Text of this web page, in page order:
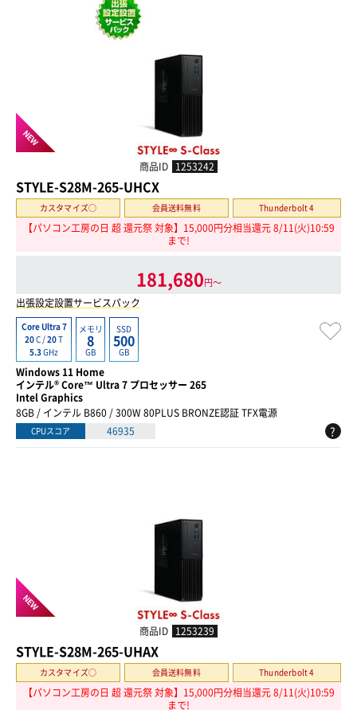
NEW
商品ID 1253242
STYLE-S28M-265-UHCX
カスタマイズ○ 会員送料無料 Thunderbolt 4
【パソコン工房の日 超 還元祭 対象】15,000円分相当還元 8/11(火)10:59
まで!
181,680円〜
出張設定設置サービスパック
Core Ultra 7
20C /20T
5.3GHz
メモリ
8
GB
SSD
500
GB
Windows 11 Home
インテル® Core™ Ultra 7 プロセッサー 265
Intel Graphics
8GB / インテル B860 / 300W 80PLUS BRONZE認証 TFX電源
CPUスコア 46935 ?
NEW
商品ID 1253239
STYLE-S28M-265-UHAX
カスタマイズ○ 会員送料無料 Thunderbolt 4
【パソコン工房の日 超 還元祭 対象】15,000円分相当還元 8/11(火)10:59
まで!